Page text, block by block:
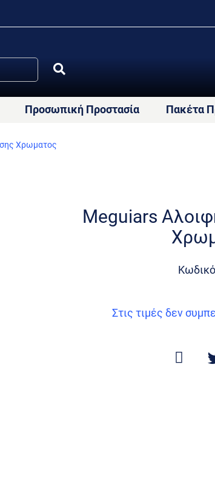
Προσωπική Προστασία Πακέτα
Χρωματος
Meguiars
Στις τιμές δεν